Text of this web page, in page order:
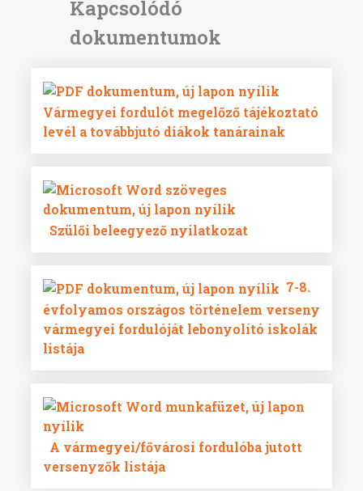
Vármegyei fordulót megelőző tájékoztató
levél a továbbjutó diákok tanárainak
Szülői beleegyező nyilatkozat
7-8.
évfolyamos országos történelem verseny
vármegyei fordulóját lebonyolító iskolák
listája
A vármegyei/fővárosi fordulóba jutott
versenyzők listája